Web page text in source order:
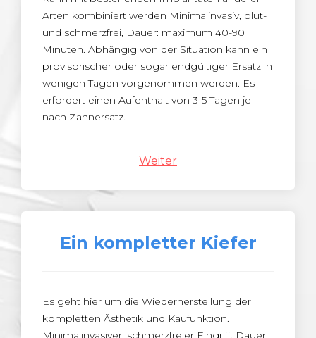
Arten kombiniert werden Minimalinvasiv, blut-
und schmerzfrei, Dauer: maximum 40-90
Minuten. Abhängig von der Situation kann ein
provisorischer oder sogar endgültiger Ersatz in
wenigen Tagen vorgenommen werden. Es
erfordert einen Aufenthalt von 3-5 Tagen je
nach Zahnersatz.
Weiter
Ein kompletter Kiefer
Es geht hier um die Wiederherstellung der
kompletten Ästhetik und Kaufunktion.
Minimalinvasiver, schmerzfreier Eingriff, Dauer: